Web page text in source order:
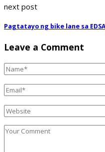
next post
Pagtatayo ng bike lane sa
Leave a Comment